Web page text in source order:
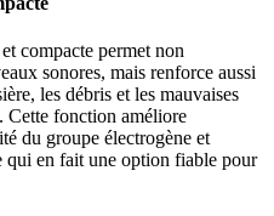
compacte permet non
sonores, mais renforce aussi
les débris et les mauvaises
Cette fonction améliore
du groupe électrogène et
qui en fait une option fiable pour